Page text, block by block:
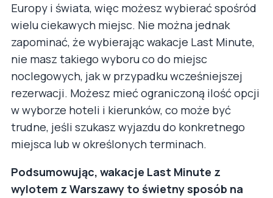
Europy i świata, więc możesz wybierać spośród
wielu ciekawych miejsc. Nie można jednak
zapominać, że wybierając wakacje Last Minute,
nie masz takiego wyboru co do miejsc
noclegowych, jak w przypadku wcześniejszej
rezerwacji. Możesz mieć ograniczoną ilość opcji
w wyborze hoteli i kierunków, co może być
trudne, jeśli szukasz wyjazdu do konkretnego
miejsca lub w określonych terminach.
Podsumowując, wakacje Last Minute z
wylotem z Warszawy to świetny sposób na